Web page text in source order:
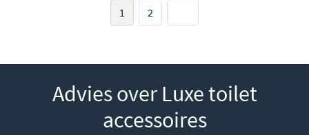
1 2
Advies over Luxe toilet
accessoires